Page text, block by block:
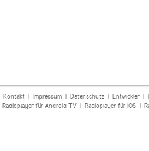
Kontakt| Impressum| Datenschutz| Entwickler|
Radioplayer für Android TV| Radioplayer für iOS|